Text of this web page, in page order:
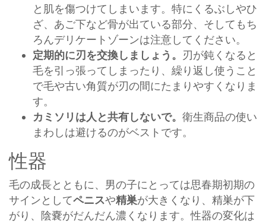
と肌を傷つけてしまいます。特にくるぶしやひ
ざ、あご下など骨が出ている部分、そしてもち
ろんデリケートゾーンは注意してください。
定期的に刃を交換しましょう。 刃が鈍くなると
毛を引っ張ってしまったり、繰り返し使うこと
で毛や古い角質が刃の間にたまりやすくなりま
す。
カミソリは人と共有しないで。 衛生商品の使い
まわしは避けるのがベストです。
性器
毛の成長とともに、男の子にとっては思春期初期の
サインとしてペニスや精巣が大きくなり、精巣が下
がり、陰嚢がだんだん濃くなります。性器の変化は